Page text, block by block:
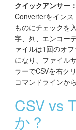
クイックアンサー：
Converterをインス
ものにチェックを入
字、列、エンコー
ァイルは1回のオ
になり、ファイル
ラーでCSVを右ク
コマンドラインか
CSV vs
か？